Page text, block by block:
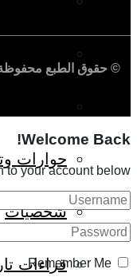
حوارات
شخصيات
قراءات
© حقوق الطبع
Welcome Back!
to your account below
Remember Me